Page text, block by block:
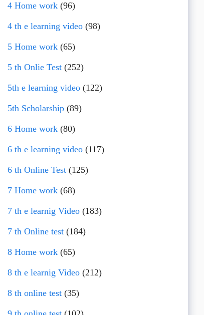
4 Home work(96)
4 th e learning video(98)
5 Home work(65)
5 th Onlie Test(252)
5th e learning video(122)
5th Scholarship(89)
6 Home work(80)
6 th e learning video(117)
6 th Online Test(125)
7 Home work(68)
7 th e learnig Video(183)
7 th Online test(184)
8 Home work(65)
8 th e learnig Video(212)
8 th online test(35)